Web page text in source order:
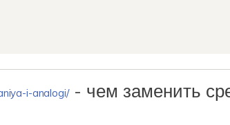
i-analogi/- чем заменить